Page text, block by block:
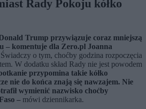
Rady Pokoju kółko
Trump przywiązuje coraz mniejszą
– komentuje dla Zero.pl Joanna
o tym, choćby godzina rozpoczęcia
W dodatku skład Rady nie jest powodem
przypomina takie kółko
nie do końca znają się nawzajem. Nie
wymienić nazwisko choćby
– mówi dziennikarka.